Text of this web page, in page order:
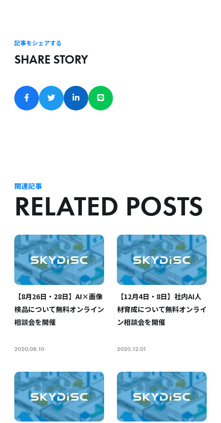
記事をシェアする
SHARE STORY
関連記事
RELATED POSTS
【8月26日・28日】AI×画像
検品について無料オンライン
相談会を開催
2020.08.10
【12月4日・8日】社内AI人
材育成について無料オンライ
ン相談会を開催
2020.12.01